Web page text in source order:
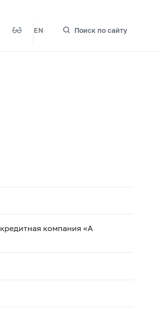
EN Поиск по сайту
компания «А